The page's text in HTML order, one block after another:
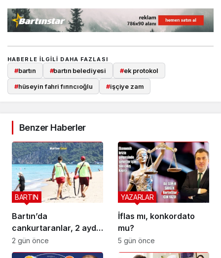
HABERLE ILGILI DAHA FAZLASI
#bartın #bartın belediyesi #ek protokol
#hüseyin fahri fırıncıoğlu #işçiye zam
Benzer Haberler
Bartın’da
cankurtaranlar, 2 ayda
bakın kaç hayat
kurtardı?
BARTIN
2 gün önce
İflas mı, konkordato
mu?
YAZARLAR
5 gün önce